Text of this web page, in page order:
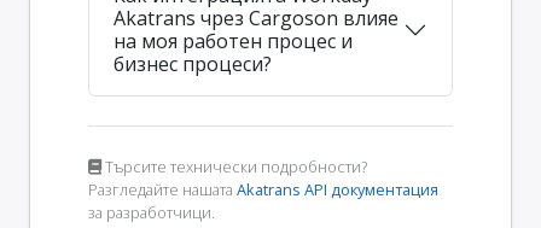
Akatrans чрез Cargoson влияе
на моя работен процес и
бизнес процеси?
Търсите технически подробности?
Разгледайте нашата Akatrans API документация
за разработчици.